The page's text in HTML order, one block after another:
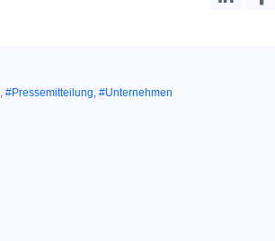
, #Pressemitteilung, #Unternehmen